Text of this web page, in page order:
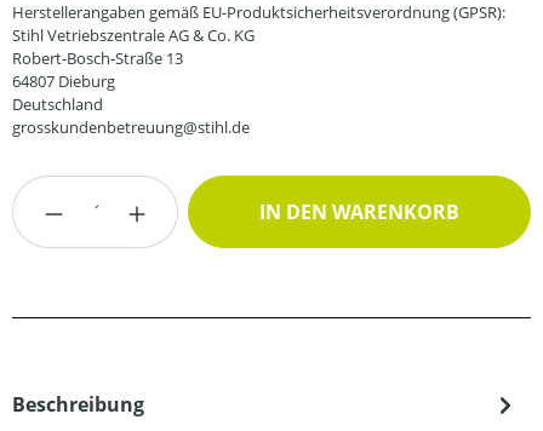
Herstellerangaben gemäß EU-Produktsicherheitsverordnung (GPSR):
Stihl Vetriebszentrale AG & Co. KG
Robert-Bosch-Straße 13
64807 Dieburg
Deutschland
grosskundenbetreuung@stihl.de
Produkt Anzahl: Gib den gewünschten
IN DEN WARENKORB
Beschreibung